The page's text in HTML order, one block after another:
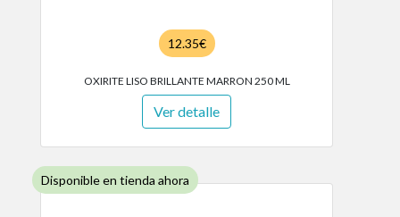
12.35€
OXIRITE LISO BRILLANTE MARRON 250 ML
Ver detalle
Disponible en tienda ahora